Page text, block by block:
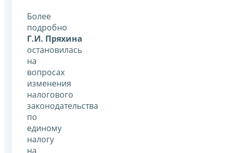
Более
подробно
Г.И. Пряхина
остановилась
на
вопросах
изменения
налогового
законодательства
по
единому
налогу
на